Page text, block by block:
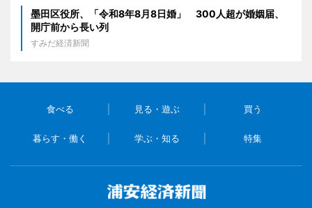
墨田区役所、「令和8年8月8日婚」 300人超が婚姻届、
開庁前から長い列
すみだ経済新聞
食べる 見る・遊ぶ 買う
暮らす・働く 学ぶ・知る 特集